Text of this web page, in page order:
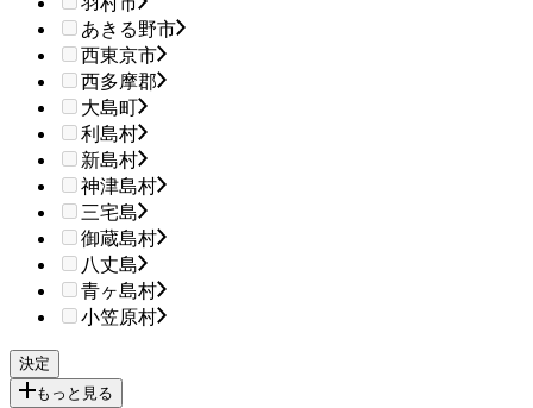
あきる野市
西東京市
西多摩郡
大島町
利島村
新島村
神津島村
三宅島
御蔵島村
八丈島
青ヶ島村
小笠原村
もっと見る